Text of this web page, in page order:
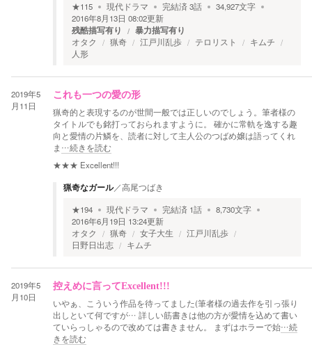
★115 現代ドラマ 完結済3話 34,927文字
2016年8月13日 08:02更新
残酷描写有り 暴力描写有り
オタク 猟奇 江戸川乱歩 テロリスト
キムチ
人形
2019年5
月11日
これも一つの愛の形
猟奇的と表現するのが世間一般では正しいのでしょう。筆者様の
タイトルでも銘打っておられますように。 確かに常軌を逸する趣
向と愛情の片鱗を、読者に対して主人公のつばめ嬢は語ってくれ
ま …続きを読む
★★★ Excellent!!!
猟奇なガール／高尾つばき
★194 現代ドラマ 完結済 1話 8,730文字
2016年6月19日 13:24更新
オタク
猟奇 女子大生
江戸川乱歩
日野日出志
キムチ
2019年5
月10日
控えめに言ってExcellent!!!
いやぁ、こういう作品を待ってました(筆者様の過去作を引っ張り
出しといて何ですが… 詳しい筋書きは他の方が愛情を込めて書い
ていらっしゃるので改めては書きません。 まずはホラーで始…続
きを読む